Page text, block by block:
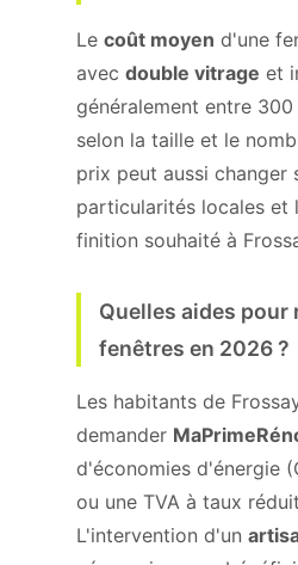
Le coût moyen d'une
avec double vitrage et
généralement entre
selon la taille et le
prix peut aussi changer
particularités locales et
finition souhaité à
Quelles aides pour
fenêtres en 2026 ?
Les habitants de
demander
d'économies d'énergie
ou une TVA à taux
L'intervention d'un